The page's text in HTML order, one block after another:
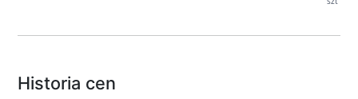
Historia cen